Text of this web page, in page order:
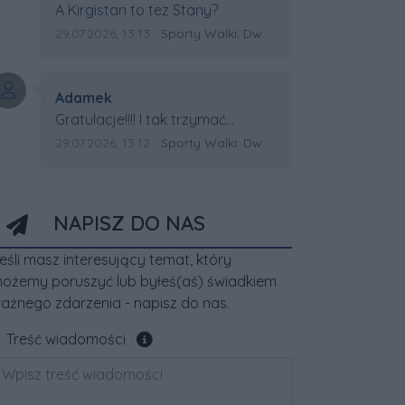
Treść komentarza:
A Kirgistan to tez Stany?
Data dodania komentarza:
29.07.2026, 13:13 Źródło komentarza:
Sporty Walki: Dwa medale za oceanem
Autor komentarza:
Adamek
Treść komentarza:
Gratulacje!!!! I tak trzymać
Kirgistan czeka na powtórkę z
Data dodania komentarza:
29.07.2026, 13:12 Źródło komentarza:
Sporty Walki: Dwa medale za oceanem
NAPISZ DO NAS
masz interesujący temat, który
poruszyć lub byłeś(aś) świadkiem
zdarzenia - napisz do nas.
Treść wiadomości
Pole wymagane